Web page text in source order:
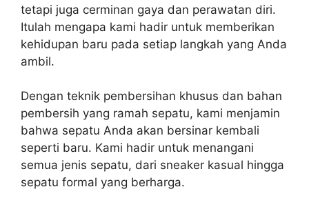
tetapi juga cerminan gaya dan perawatan diri.
Itulah mengapa kami hadir untuk memberikan
kehidupan baru pada setiap langkah yang Anda
ambil.
Dengan teknik pembersihan khusus dan bahan
pembersih yang ramah sepatu, kami menjamin
bahwa sepatu Anda akan bersinar kembali
seperti baru. Kami hadir untuk menangani
semua jenis sepatu, dari sneaker kasual hingga
sepatu formal yang berharga.